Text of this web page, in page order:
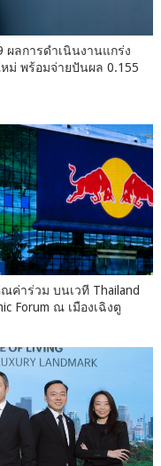
ผลการดำเนินงานแกร่ง
ม่ พร้อมจ่ายปันผล 0.155
ค่าร่วม บนเวที Thailand
Forum ณ เมืองเฉิงตู